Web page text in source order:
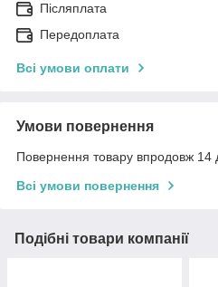
Післяплата
Передоплата
Всі умови оплати
Умови повернення
Повернення товару впродовж 14
Всі умови повернення
Подібні товари компанії